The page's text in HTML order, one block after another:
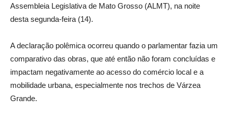
Assembleia Legislativa de Mato Grosso (ALMT), na noite
desta segunda-feira (14).
A declaração polêmica ocorreu quando o parlamentar fazia um
comparativo das obras, que até então não foram concluídas e
impactam negativamente ao acesso do comércio local e a
mobilidade urbana, especialmente nos trechos de Várzea
Grande.